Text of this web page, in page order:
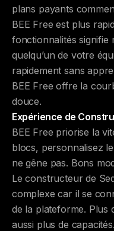
plans payants
BEE Free est plus
fonctionnalités signifie
quelqu’un de votre
rapidement sans
BEE Free offre la
douce.
Expérience de
BEE Free priorise la
blocs, personnalisez
ne gêne pas. Bons
Le constructeur de
complexe car il se
de la plateforme. Plus
aussi plus de